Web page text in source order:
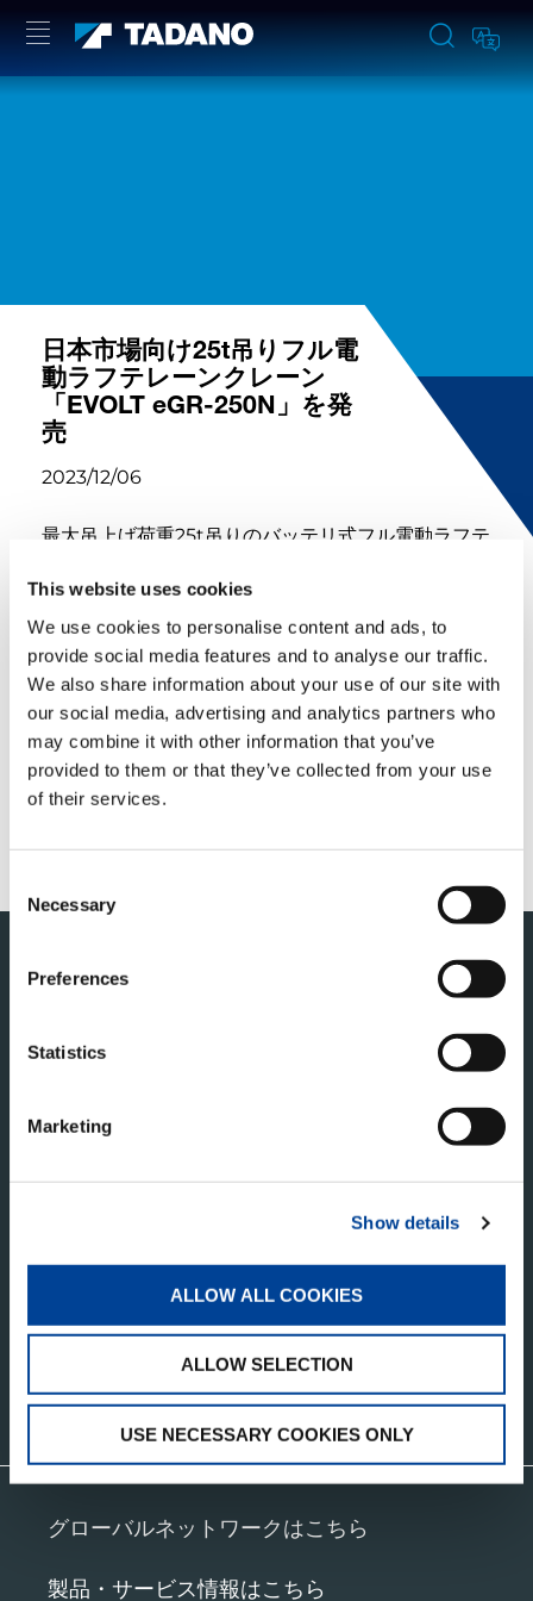
This website uses cookies
We use cookies to personalise content and ads, to
provide social media features and to analyse our traffic.
We also share information about your use of our site with
our social media, advertising and analytics partners who
may combine it with other information that you’ve
provided to them or that they’ve collected from your use
of their services.
Selection
Necessary
Preferences
Statistics
Marketing
Show details
ALLOW ALL COOKIES
ALLOW SELECTION
USE NECESSARY COOKIES ONLY
日本市場向け25t吊りフル電
動ラフテレーンクレーン
「EVOLT eGR-250N」を発
売
2023/12/06
最大吊上げ荷重25t吊りのバッテリ式フル電動ラフテ
月8日（金）より発売いたします。
詳しくは以下のリンクをご覧ください。
PDF
お問い合わせ
グローバルネットワークはこちら
製品・サービス情報はこちら